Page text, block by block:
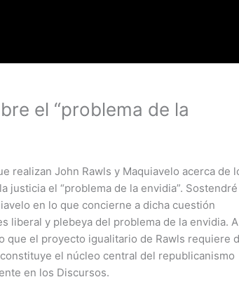
el “problema de la
realizan John Rawls y Maquiavelo acerca de
justicia el “problema de la envidia”. Sostendré
en lo que concierne a dicha cuestión
liberal y plebeya del problema de la envidia. A
que el proyecto igualitario de Rawls requiere
el núcleo central del republicanismo
en los Discursos.